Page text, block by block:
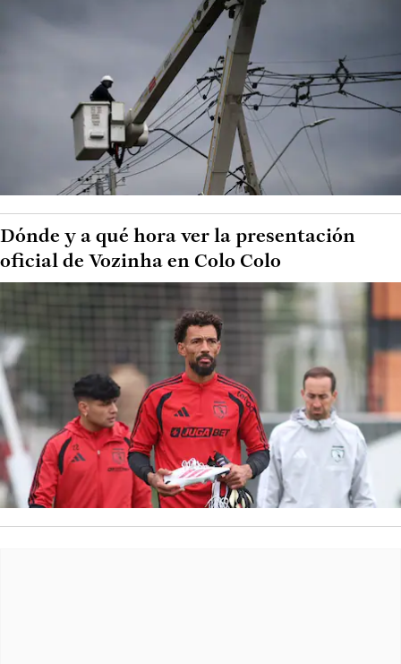
Dónde y a qué hora ver la presentación
oficial de Vozinha en Colo Colo